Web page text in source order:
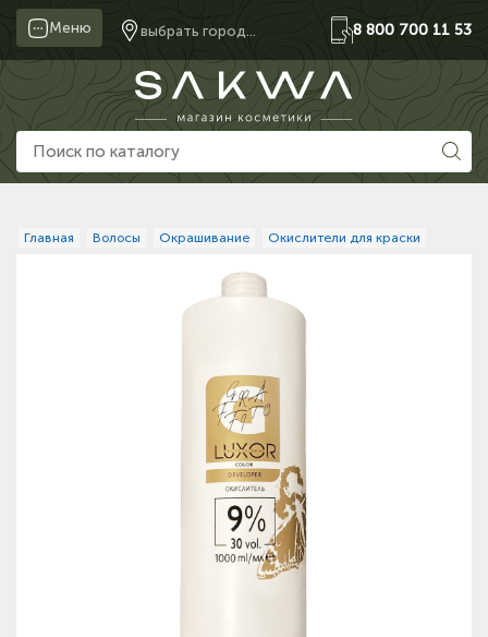
Меню выбрать город... 8 800 700 11 53
Главная Волосы Окрашивание Окислители для краски